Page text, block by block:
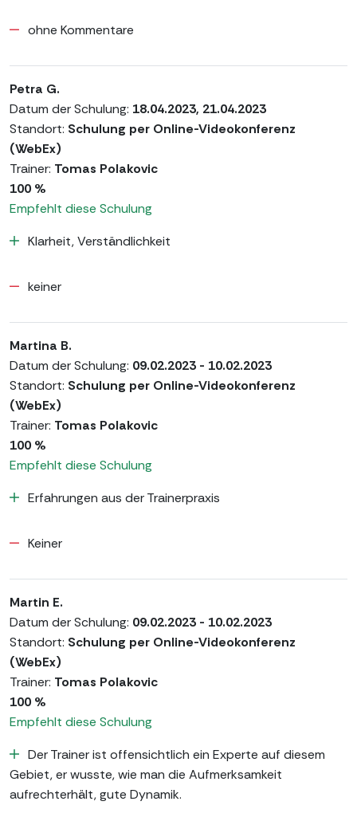
ohne Kommentare
Petra G.
Datum der Schulung: 18.04.2023, 21.04.2023
Standort: Schulung per Online-Videokonferenz
(WebEx)
Trainer: Tomas Polakovic
100 %
Empfehlt diese Schulung
Klarheit, Verständlichkeit
keiner
Martina B.
Datum der Schulung: 09.02.2023 - 10.02.2023
Standort: Schulung per Online-Videokonferenz
(WebEx)
Trainer: Tomas Polakovic
100 %
Empfehlt diese Schulung
Erfahrungen aus der Trainerpraxis
Keiner
Martin E.
Datum der Schulung: 09.02.2023 - 10.02.2023
Standort: Schulung per Online-Videokonferenz
(WebEx)
Trainer: Tomas Polakovic
100 %
Empfehlt diese Schulung
Der Trainer ist offensichtlich ein Experte auf diesem
Gebiet, er wusste, wie man die Aufmerksamkeit
aufrechterhält, gute Dynamik.